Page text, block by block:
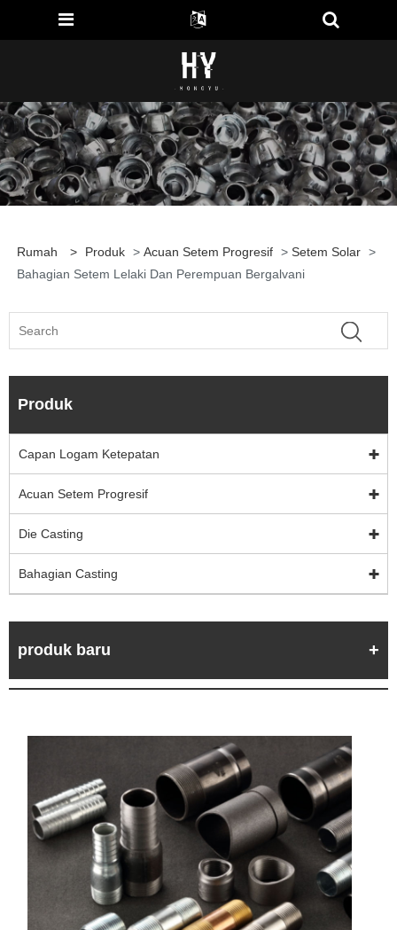
Rumah > Produk > Acuan Setem Progresif > Setem Solar >
Bahagian Setem Lelaki Dan Perempuan Bergalvani
Produk
Capan Logam Ketepatan
Acuan Setem Progresif
Die Casting
Bahagian Casting
produk baru